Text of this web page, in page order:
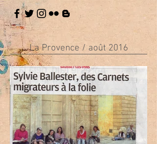
La Provence / août 2016